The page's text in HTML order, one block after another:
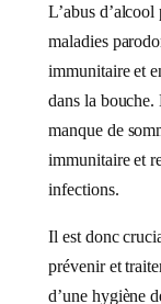
L’abus
maladies
immunitaire et
dans la bouche.
manque de
immunitaire et
infections.
Il est donc
prévenir et
d’une hygiène